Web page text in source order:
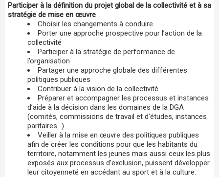
Participer à la définition du projet global de la collectivité et à sa
stratégie de mise en œuvre
Choisir les changements à conduire
Porter une approche prospective pour l’action de la
collectivité
Participer à la stratégie de performance de
l’organisation
Partager une approche globale des différentes
politiques publiques
Contribuer à la vision de la collectivité.
Préparer et accompagner les processus et instances
d’aide à la décision dans les domaines de la DGA
(comités, commissions de travail et d'études, instances
paritaires…)
Veiller à la mise en œuvre des politiques publiques
afin de créer les conditions pour que les habitants du
territoire, notamment les jeunes mais aussi ceux les plus
exposés aux processus d’exclusion, puissent développer
leur citoyenneté en accédant au sport et à la culture.